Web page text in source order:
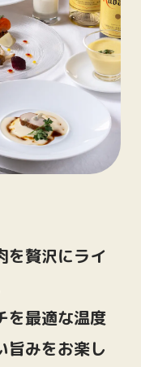
理
ャ
ーレ
を贅沢にライ
を最適な温度
旨みをお楽し